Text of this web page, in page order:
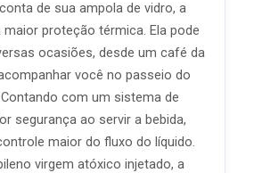
de sua ampola de vidro, a
proteção térmica. Ela pode
ocasiões, desde um café da
você no passeio do
com um sistema de
segurança ao servir a bebida,
maior do fluxo do líquido.
virgem atóxico injetado, a